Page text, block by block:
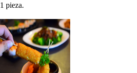
1 pieza.